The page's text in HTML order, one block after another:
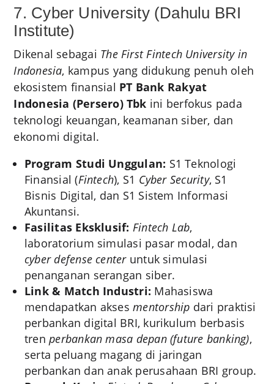
7. Cyber University (Dahulu BRI
Institute)
Dikenal sebagai The First Fintech University in
Indonesia, kampus yang didukung penuh oleh
ekosistem finansial PT Bank Rakyat
Indonesia (Persero) Tbk ini berfokus pada
teknologi keuangan, keamanan siber, dan
ekonomi digital.
Program Studi Unggulan: S1 Teknologi
Finansial (Fintech), S1 Cyber Security, S1
Bisnis Digital, dan S1 Sistem Informasi
Akuntansi.
Fasilitas Eksklusif: Fintech Lab,
laboratorium simulasi pasar modal, dan
cyber defense centeruntuk simulasi
penanganan serangan siber.
Link & Match Industri: Mahasiswa
mendapatkan aksesmentorship dari praktisi
perbankan digital BRI, kurikulum berbasis
trenperbankan masa depan (future banking),
serta peluang magang di jaringan
perbankan dan anak perusahaan BRI group.